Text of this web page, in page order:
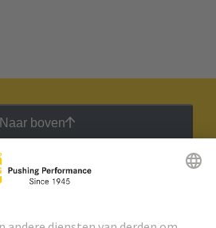
Naar boven